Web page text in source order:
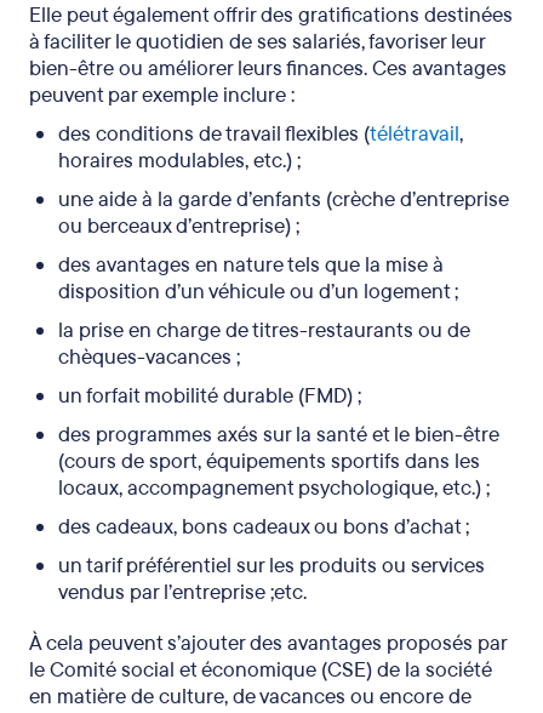
Elle peut également offrir des gratifications destinées
à faciliter le quotidien de ses salariés, favoriser leur
bien-être ou améliorer leurs finances. Ces avantages
peuvent par exemple inclure :
des conditions de travail flexibles (télétravail,
horaires modulables, etc.) ;
une aide à la garde d’enfants (crèche d’entreprise
ou berceaux d’entreprise) ;
des avantages en nature tels que la mise à
disposition d’un véhicule ou d’un logement ;
la prise en charge de titres-restaurants ou de
chèques-vacances ;
un forfait mobilité durable (FMD) ;
des programmes axés sur la santé et le bien-être
(cours de sport, équipements sportifs dans les
locaux, accompagnement psychologique, etc.) ;
des cadeaux, bons cadeaux ou bons d’achat ;
un tarif préférentiel sur les produits ou services
vendus par l’entreprise ;etc.
À cela peuvent s’ajouter des avantages proposés par
le Comité social et économique (CSE) de la société
en matière de culture, de vacances ou encore de